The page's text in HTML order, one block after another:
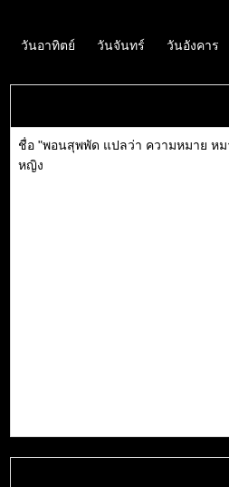
วันอาทิตย์ วันจันทร์ วันอังคาร
ชื่อ "พอนสุพพัด แปลว่า ความหมาย หม
หญิง